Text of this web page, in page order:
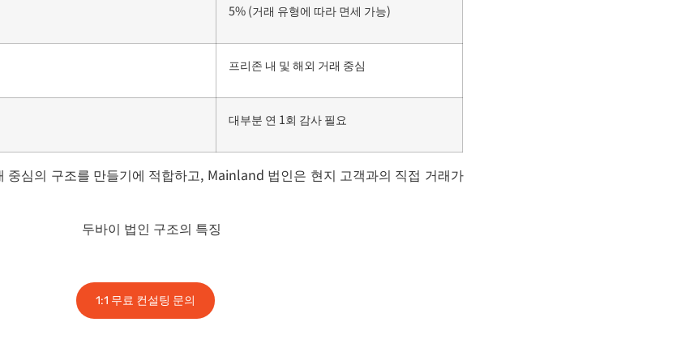
5% (거래 유형에 따라 면세 가능)
프리존 내 및 해외 거래 중심
대부분 연 1회 감사 필요
심의 구조를 만들기에 적합하고, Mainland 법인은 현지 고객과의 직접 거래가
1:1 무료 컨설팅 문의